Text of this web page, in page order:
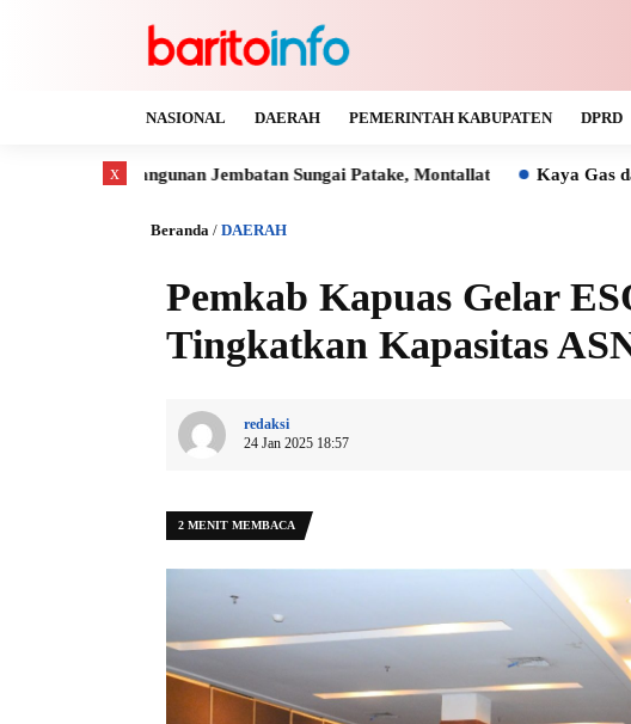
NASIONAL DAERAH PEMERINTAH KABUPATEN DPRD
Jembatan Sungai Patake, Montallat Kaya Gas dan Batu Bara
Beranda / DAERAH
Pemkab Kapuas Gelar
Tingkatkan Kapasitas
redaksi
24 Jan 2025 18:57
2 MENIT MEMBACA
x